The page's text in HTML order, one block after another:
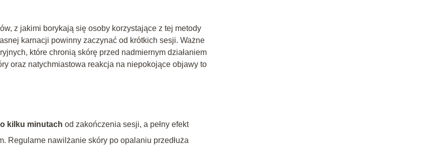
z jakimi borykają się osoby korzystające z tej metody
karnacji powinny zaczynać od krótkich sesji. Ważne
które chronią skórę przed nadmiernym działaniem
oraz natychmiastowa reakcja na niepokojące objawy to
kilku minutach od zakończenia sesji, a pełny efekt
Regularne nawilżanie skóry po opalaniu przedłuża